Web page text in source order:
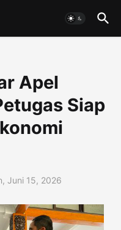
Apel
Siap
Juni 15, 2026